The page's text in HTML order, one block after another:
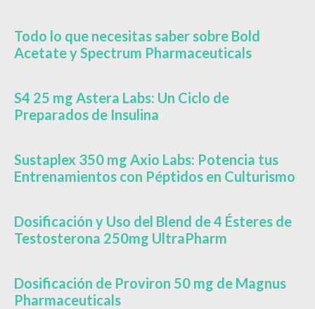
Todo lo que necesitas saber sobre Bold
Acetate y Spectrum Pharmaceuticals
S4 25 mg Astera Labs: Un Ciclo de
Preparados de Insulina
Sustaplex 350 mg Axio Labs: Potencia tus
Entrenamientos con Péptidos en Culturismo
Dosificación y Uso del Blend de 4 Ésteres de
Testosterona 250mg UltraPharm
Dosificación de Proviron 50 mg de Magnus
Pharmaceuticals